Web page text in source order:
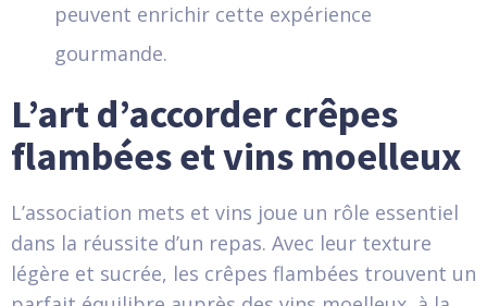
peuvent enrichir cette expérience
gourmande.
L’art d’accorder crêpes
flambées et vins moelleux
L’association mets et vins joue un rôle essentiel
dans la réussite d’un repas. Avec leur texture
légère et sucrée, les crêpes flambées trouvent un